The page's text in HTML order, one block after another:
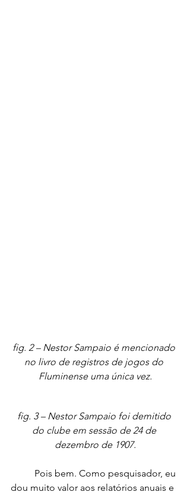
fig. 2 – Nestor Sampaio é mencionado
no livro de registros de jogos do
Fluminense uma única vez.
fig. 3 – Nestor Sampaio foi demitido
do clube em sessão de 24 de
dezembro de 1907.
dou muito valor aos relatórios anuais e